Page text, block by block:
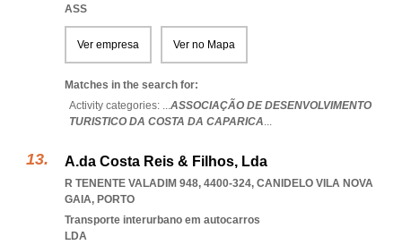
ASS
Ver empresa Ver no Mapa
Matches in the search for:
Activity categories: ...ASSOCIAÇÃO DE DESENVOLVIMENTO
TURISTICO DA COSTA DA CAPARICA...
A.da Costa Reis & Filhos, Lda
R TENENTE VALADIM 948, 4400-324, CANIDELO VILA NOVA
GAIA, PORTO
Transporte interurbano em autocarros
LDA